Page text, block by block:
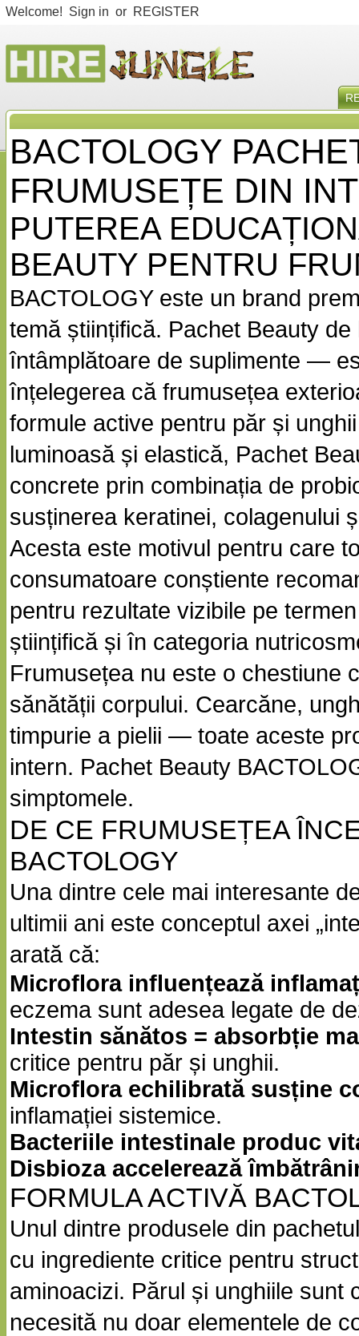
Welcome! Sign in or REGISTER
BACTOLOGY
FRUMUSEȚE DIN
PUTEREA
BEAUTY PENTRU
BACTOLOGY este un brand
temă științifică. Pachet Beauty
întâmplătoare de suplimente —
înțelegerea că frumusețea
formule active pentru păr și
luminoasă și elastică, Pachet
concrete prin combinația de
susținerea keratinei, colagenului
Acesta este motivul pentru care
consumatoare conștiente
pentru rezultate vizibile pe
științifică și în categoria
Frumusețea nu este o chestiune
sănătății corpului. Cearcăne,
timpurie a pielii — toate aceste
intern. Pachet Beauty
simptomele.
DE CE FRUMUSEȚEA
BACTOLOGY
Una dintre cele mai interesante
ultimii ani este conceptul axei
arată că:
Microflora influențează
eczema sunt adesea legate de
Intestin sănătos = absorbție
critice pentru păr și unghii.
Microflora echilibrată susține
inflamației sistemice.
Bacteriile intestinale produc
Disbioza accelerează
FORMULA ACTIVĂ
Unul dintre produsele din
cu ingrediente critice pentru
aminoacizi. Părul și unghiile sunt
necesită nu doar elementele de